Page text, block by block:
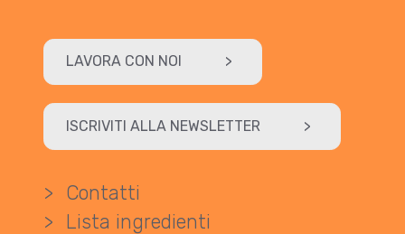
LAVORA CON NOI >
ISCRIVITI ALLA NEWSLETTER >
>
Contatti
>
Lista ingredienti